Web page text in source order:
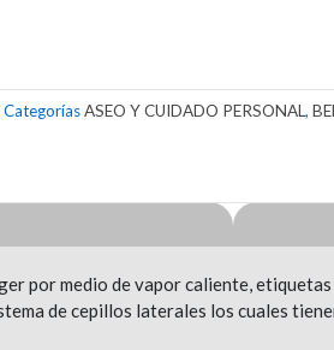
Categorías ASEO Y CUIDADO PERSONAL,
por medio de vapor caliente,
de cepillos laterales los cuales